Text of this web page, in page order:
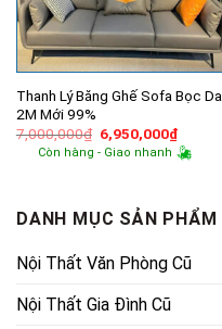
Thanh Lý Băng Ghế Sofa Bọc Da
2M Mới 99%
7,000,000₫ Giá
gốc
là:
6,950,000₫Giá
hiện
tại
Còn hàng - Giao nhanh
DANH MỤC SẢN PHẨM
Nội Thất Văn Phòng Cũ
Nội Thất Gia Đình Cũ